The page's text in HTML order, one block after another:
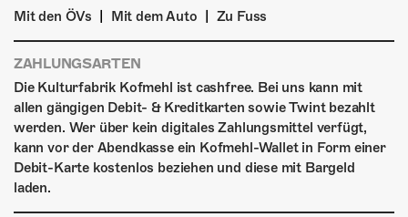
Mit den ÖVs
Mit dem Auto Zu Fuss
ZAHLUNGSARTEN
Die Kulturfabrik Kofmehl ist cashfree. Bei uns kann mit
allen gängigen Debit- & Kreditkarten sowie Twint bezahlt
werden. Wer über kein digitales Zahlungsmittel verfügt,
kann vor der Abendkasse ein Kofmehl-Wallet in Form einer
Debit-Karte kostenlos beziehen und diese mit Bargeld
laden.